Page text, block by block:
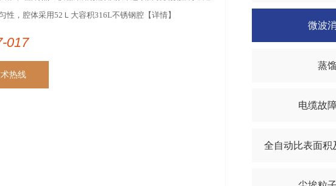
性，腔体采用52Ｌ大容积316L不锈钢腔【详情】
017
热线
微波
蒸
电缆故
全自动比表面积